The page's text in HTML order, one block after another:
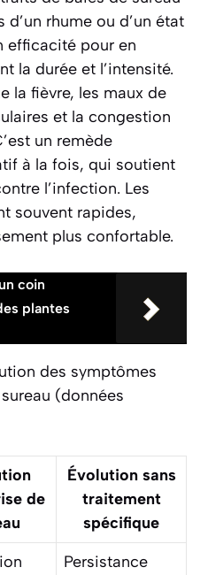
rhume ou d’un état
efficacité pour en
la durée et l’intensité.
la fièvre, les maux de
et la congestion
un remède
à la fois, qui soutient
l’infection. Les
souvent rapides,
plus confortable.
coin
plantes
des symptômes
(données
de
Évolution sans
traitement
spécifique
Persistance